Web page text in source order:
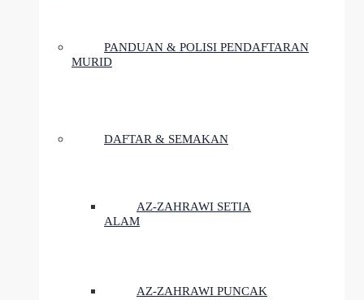
PANDUAN & POLISI PENDAFTARAN
MURID
DAFTAR & SEMAKAN
AZ-ZAHRAWI SETIA
ALAM
AZ-ZAHRAWI PUNCAK